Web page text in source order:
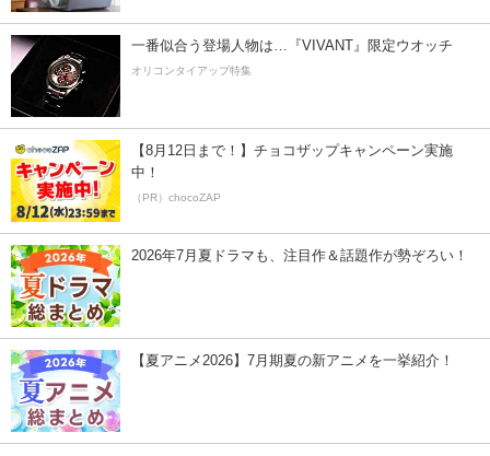
一番似合う登場人物は…『VIVANT』限定ウオッチ
オリコンタイアップ特集
【8月12日まで！】チョコザップキャンペーン実施
中！
（PR）chocoZAP
2026年7月夏ドラマも、注目作＆話題作が勢ぞろい！
【夏アニメ2026】7月期夏の新アニメを一挙紹介！